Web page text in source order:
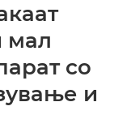
мал
со
и